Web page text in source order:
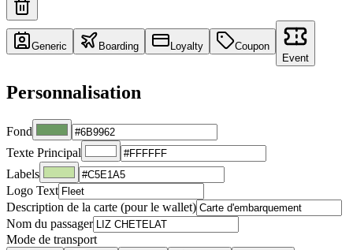
Generic Boarding Loyalty
Coupon
Event
Personnalisation
Fond
Texte Principal
Labels
Logo Text
Description de la carte (pour le wallet)
Nom du passager
Mode de transport